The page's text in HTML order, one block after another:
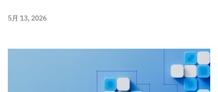
5月 13, 2026